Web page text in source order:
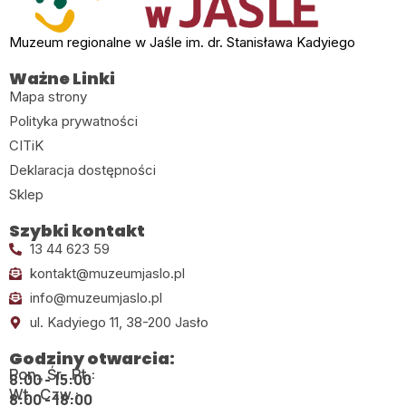
Muzeum regionalne w Jaśle im. dr. Stanisława Kadyiego
Ważne Linki
Mapa strony
Polityka prywatności
CITiK
Deklaracja dostępności
Sklep
Szybki kontakt
13 44 623 59
kontakt@muzeumjaslo.pl
info@muzeumjaslo.pl
ul. Kadyiego 11, 38-200 Jasło
Godziny otwarcia:
Pon., Śr., Pt.:
8:00 - 15:00
Wt., Czw.:
8:00 - 18:00